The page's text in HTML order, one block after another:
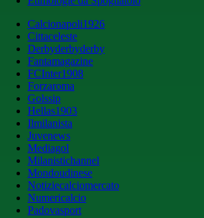
Calcionapoli1926
Cittaceleste
Derbyderbyderby
Fantamagazine
FCInter1908
Forzaroma
Golssip
Hellas1903
Ilmilanista
Juvenews
Mediagol
Milanistichannel
Mondoudinese
Notiziecalciomercato
Numericalcio
Padovasport